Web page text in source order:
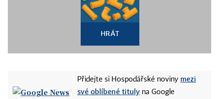
HRÁT
Přidejte si Hospodářské noviny mezi
své oblíbené tituly na Google